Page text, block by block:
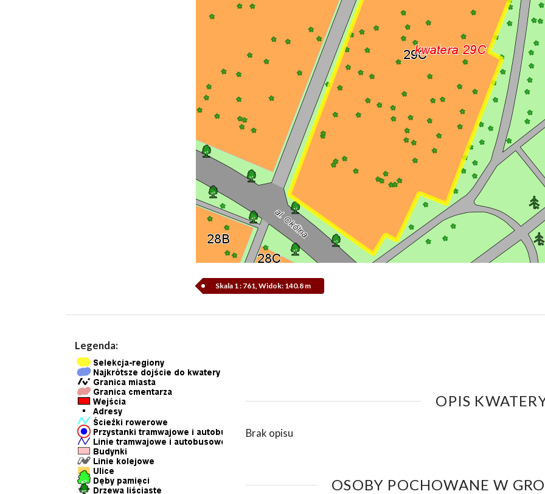
Skala 1 : 761, Widok: 140.8 m
Legenda:
OPIS
Brak opisu
OSOBY POCHOWANE W